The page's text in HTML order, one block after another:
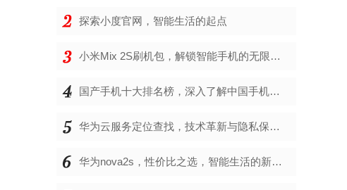
探索小度官网，智能生活的起点
小米Mix 2S刷机包，解锁智能手机的无限可能
国产手机十大排名榜，深入了解中国手机市场的佼佼者
华为云服务定位查找，技术革新与隐私保护的双重奏
华为nova2s，性价比之选，智能生活的新伙伴